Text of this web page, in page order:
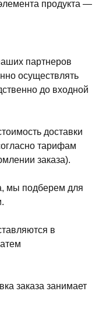
продукта —
партнеров
осуществлять
до входной
доставки
тарифам
заказа).
мы подберем для
в
заказа занимает